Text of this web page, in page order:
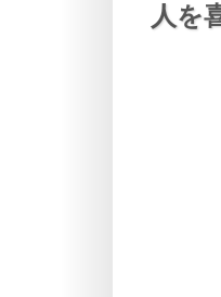
人を